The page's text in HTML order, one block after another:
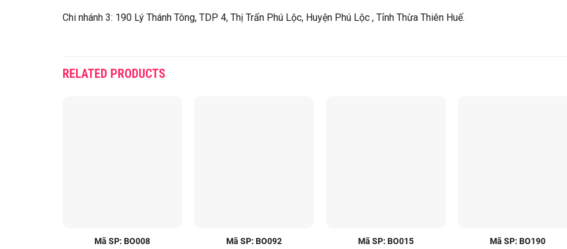
Chi nhánh 3: 190 Lý Thánh Tông, TDP 4, Thị Trấn Phú Lộc, Huyện Phú Lộc , Tỉnh Thừa Thiên Huế.
RELATED PRODUCTS
Mã SP: BO008 Mã SP: BO092 Mã SP: BO015 Mã SP: BO190